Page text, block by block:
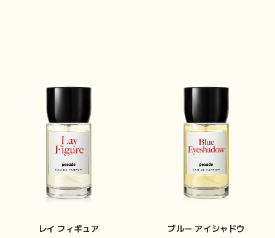
レイ フィギュア ブルー アイシャドウ